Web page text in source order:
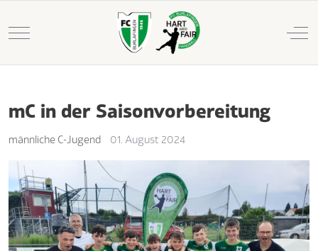
Mobile Menu Toggle
mC in der Saisonvorbereitung
männliche C-Jugend 01. August 2024